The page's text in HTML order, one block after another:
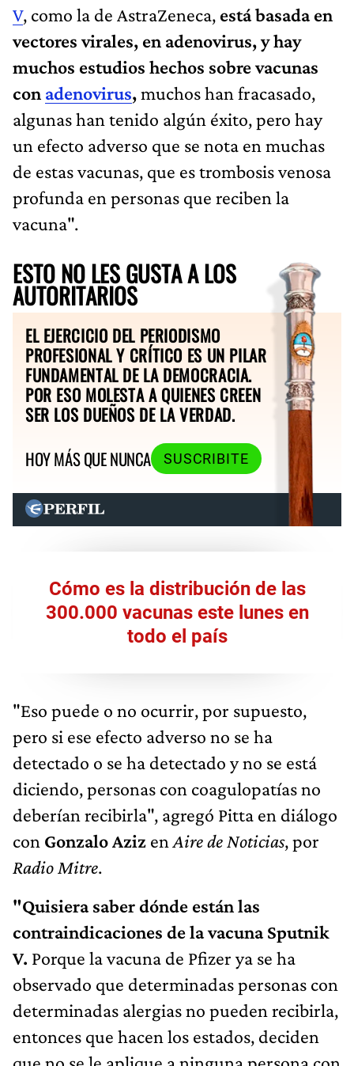
V, como la de AstraZeneca, está basada en
vectores virales, en adenovirus, y hay
muchos estudios hechos sobre vacunas
con adenovirus,muchos han fracasado,
algunas han tenido algún éxito, pero hay
un efecto adverso que se nota en muchas
de estas vacunas, que es trombosis venosa
profunda en personas que reciben la
vacuna".
ESTO NO LES GUSTA A LOS
AUTORITARIOS
EL EJERCICIO DEL PERIODISMO
PROFESIONAL Y CRÍTICO ES UN PILAR
FUNDAMENTAL DE LA DEMOCRACIA.
POR ESO MOLESTA A QUIENES CREEN
SER LOS DUEÑOS DE LA VERDAD.
HOY MÁS QUE NUNCA
SUSCRIBITE
Cómo es la distribución de las
300.000 vacunas este lunes en
todo el país
"Eso puede o no ocurrir, por supuesto,
pero si ese efecto adverso no se ha
detectado o se ha detectado y no se está
diciendo, personas con coagulopatías no
deberían recibirla", agregó Pitta en diálogo
con Gonzalo Aziz en Aire de Noticias, por
Radio Mitre.
"Quisiera saber dónde están las
contraindicaciones de la vacuna Sputnik
V. Porque la vacuna de Pfizer ya se ha
observado que determinadas personas con
determinadas alergias no pueden recibirla,
entonces que hacen los estados, deciden